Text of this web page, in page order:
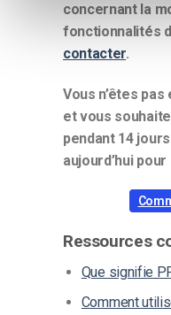
concernant la
fonctionnalités
contacter.
Vous n’êtes
et vous
pendant 14
aujourd’hui
Ressources
Que signifie
Comment